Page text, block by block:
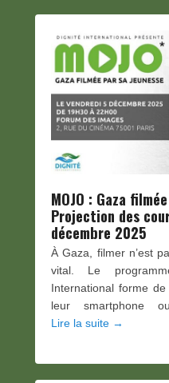
MOJO : Gaza
Projection des
décembre 2025
À Gaza, filmer n’est
vital. Le
International forme
leur smartphone
Lire la suite →